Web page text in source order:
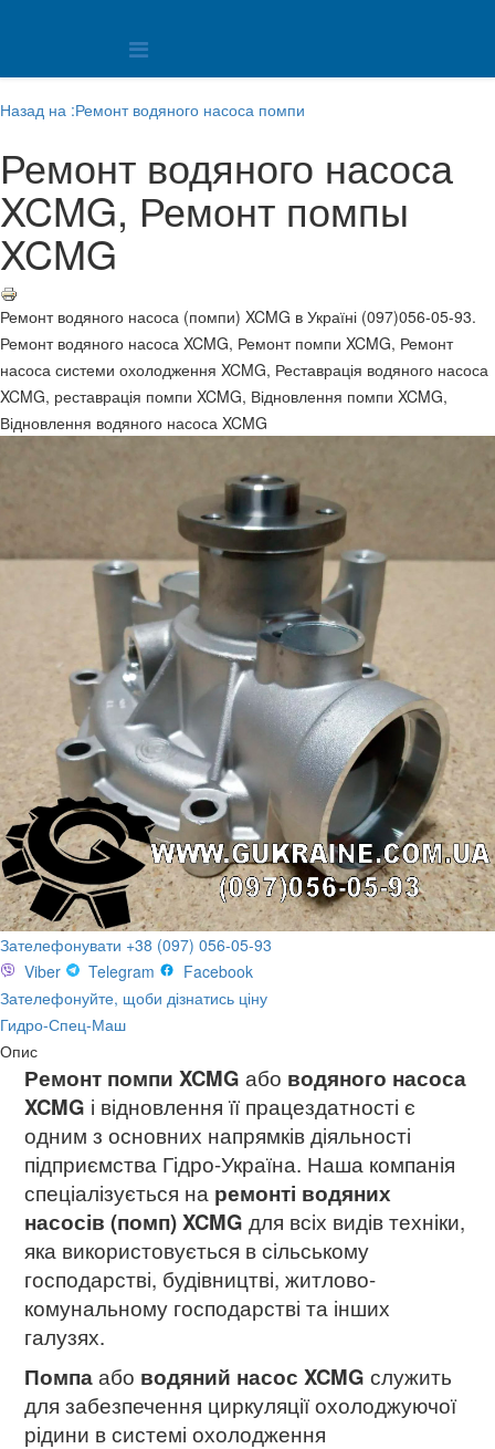
Назад на :Ремонт водяного насоса помпи
Ремонт водяного насоса
XCMG, Ремонт помпы
XCMG
Ремонт водяного насоса (помпи) XCMG в Україні (097)056-05-93.
Ремонт водяного насоса XCMG, Ремонт помпи XCMG, Ремонт
насоса системи охолодження XCMG, Реставрація водяного насоса
XCMG, реставрація помпи XCMG, Відновлення помпи XCMG,
Відновлення водяного насоса XCMG
Зателефонувати +38 (097) 056-05-93
Viber
Telegram
Facebook
Зателефонуйте, щоби дізнатись ціну
Гидро-Спец-Маш
Опис
Ремонт помпи XCMG або водяного насоса
XCMG і відновлення її працездатності є
одним з основних напрямків діяльності
підприємства Гідро-Україна. Наша компанія
спеціалізується на ремонті водяних
насосів (помп) XCMG для всіх видів техніки,
яка використовується в сільському
господарстві, будівництві, житлово-
комунальному господарстві та інших
галузях.
Помпаабо водяний насос XCMG служить
для забезпечення циркуляції охолоджуючої
рідини в системі охолодження